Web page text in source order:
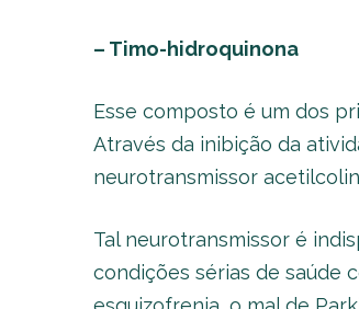
– Timo-hidroquinona
Esse composto é um dos
Através da inibição da
neurotransmissor
Tal neurotransmissor é
condições sérias de saúde